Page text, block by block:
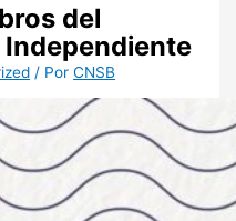
del
/ PorCNSB